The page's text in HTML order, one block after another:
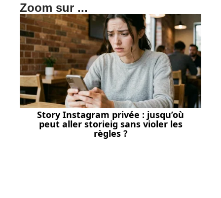
Zoom sur ...
Story Instagram privée : jusqu’où
peut aller storieig sans violer les
règles ?